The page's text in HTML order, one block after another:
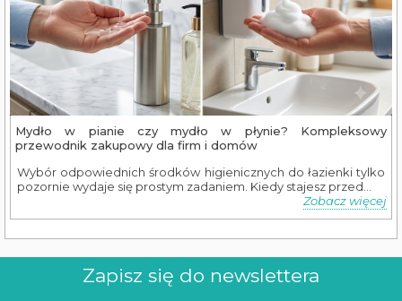
Mydło w pianie czy mydło w płynie? Kompleksowy
przewodnik zakupowy dla firm i domów
Wybór odpowiednich środków higienicznych do łazienki tylko
pozornie wydaje się prostym zadaniem. Kiedy stajesz przed...
Zobacz więcej
Zapisz się do newslettera